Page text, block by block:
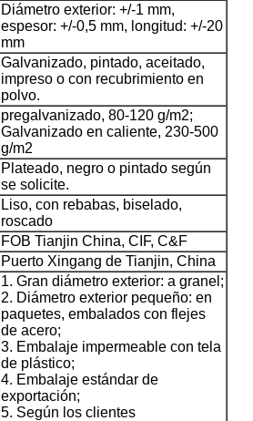
Diámetro exterior: +/-1 mm,
espesor: +/-0,5 mm, longitud: +/-20
mm
Galvanizado, pintado, aceitado,
impreso o con recubrimiento en
polvo.
pregalvanizado, 80-120 g/m2;
Galvanizado en caliente, 230-500
g/m2
Plateado, negro o pintado según
se solicite.
Liso, con rebabas, biselado,
roscado
FOB Tianjin China, CIF, C&F
Puerto Xingang de Tianjin, China
1. Gran diámetro exterior: a granel;
2. Diámetro exterior pequeño: en
paquetes, embalados con flejes
de acero;
3. Embalaje impermeable con tela
de plástico;
4. Embalaje estándar de
exportación;
5. Según los clientes